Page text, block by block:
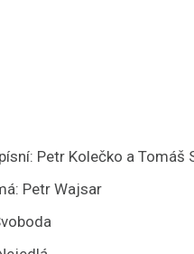
Petr Kolečko a Tomáš
Petr Wajsar